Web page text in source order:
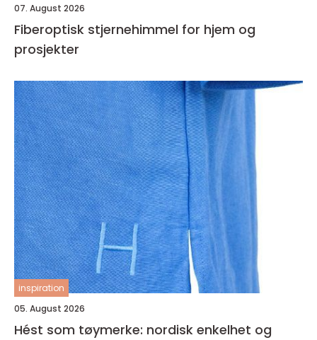
07. August 2026
Fiberoptisk stjernehimmel for hjem og
prosjekter
inspiration
05. August 2026
Hést som tøymerke: nordisk enkelhet og